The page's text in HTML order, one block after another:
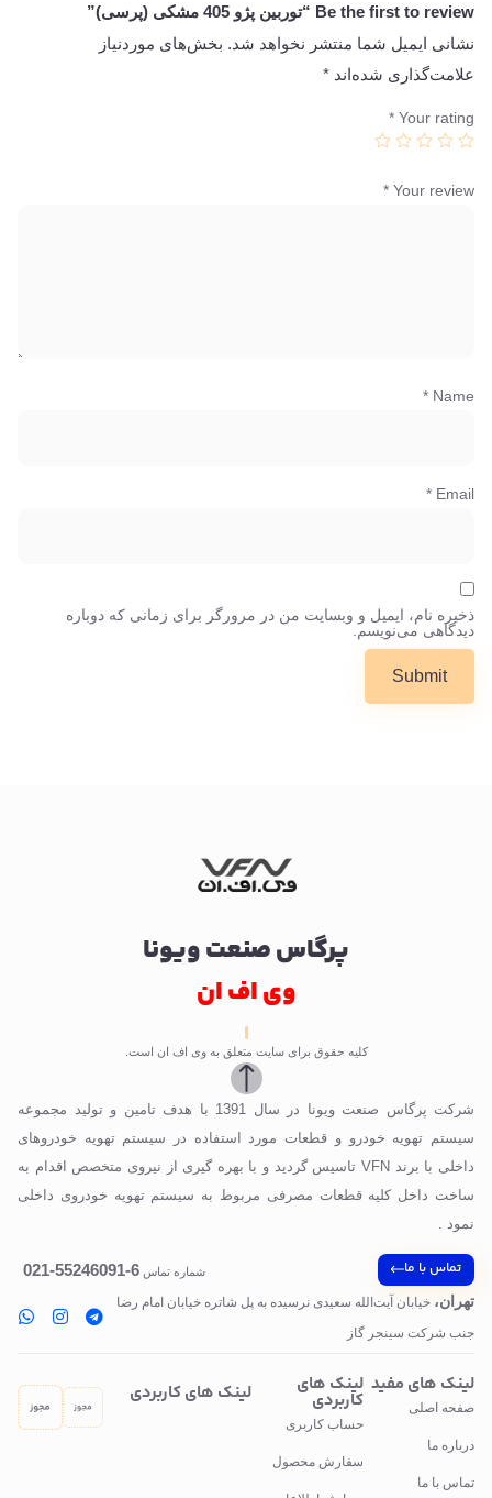
Be the first to review “توربین پژو 405 مشکی (پرسی)”
نشانی ایمیل شما منتشر نخواهد شد. بخش‌های موردنیاز
علامت‌گذاری شده‌اند *
Your rating
*
Your review
*
Name
*
Email
*
ذخیره نام، ایمیل و وبسایت من در مرورگر برای زمانی که دوباره
دیدگاهی می‌نویسم.
پرگاس صنعت ویونا
وی اف ان
کلیه حقوق برای سایت متعلق به وی اف ان است.
شرکت پرگاس صنعت ویونا در سال 1391 با هدف تامین و تولید مجموعه
سیستم تهویه خودرو و قطعات مورد استفاده در سیستم تهویه خودروهای
داخلی با برند VFN تاسیس گردید و با بهره گیری از نیروی متخصص اقدام به
ساخت داخل کلیه قطعات مصرفی مربوط به سیستم تهویه خودروی داخلی
نمود .
تماس با ما شماره تماس 6-55246091-021
تهران، خیابان آیت‌الله سعیدی نرسیده به پل‌ شاتره خیابان امام رضا
جنب شرکت سینجر گاز
لینک های مفید
صفحه اصلی
درباره ما
تماس با ما
لینک های
کاربردی
حساب کاربری
سفارش محصول
لینک های کاربردی